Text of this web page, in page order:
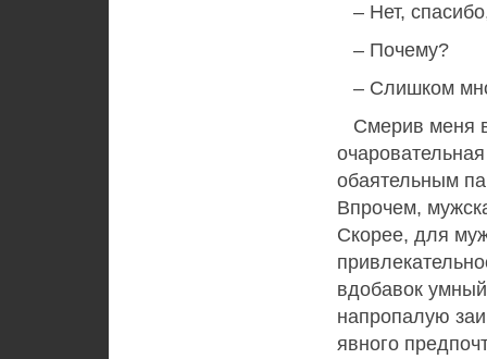
– Нет,
– Почему?
– Слишком
Смерив меня
обаятельным
Впрочем,
Скорее, для
вдобавок
напропалую
явного